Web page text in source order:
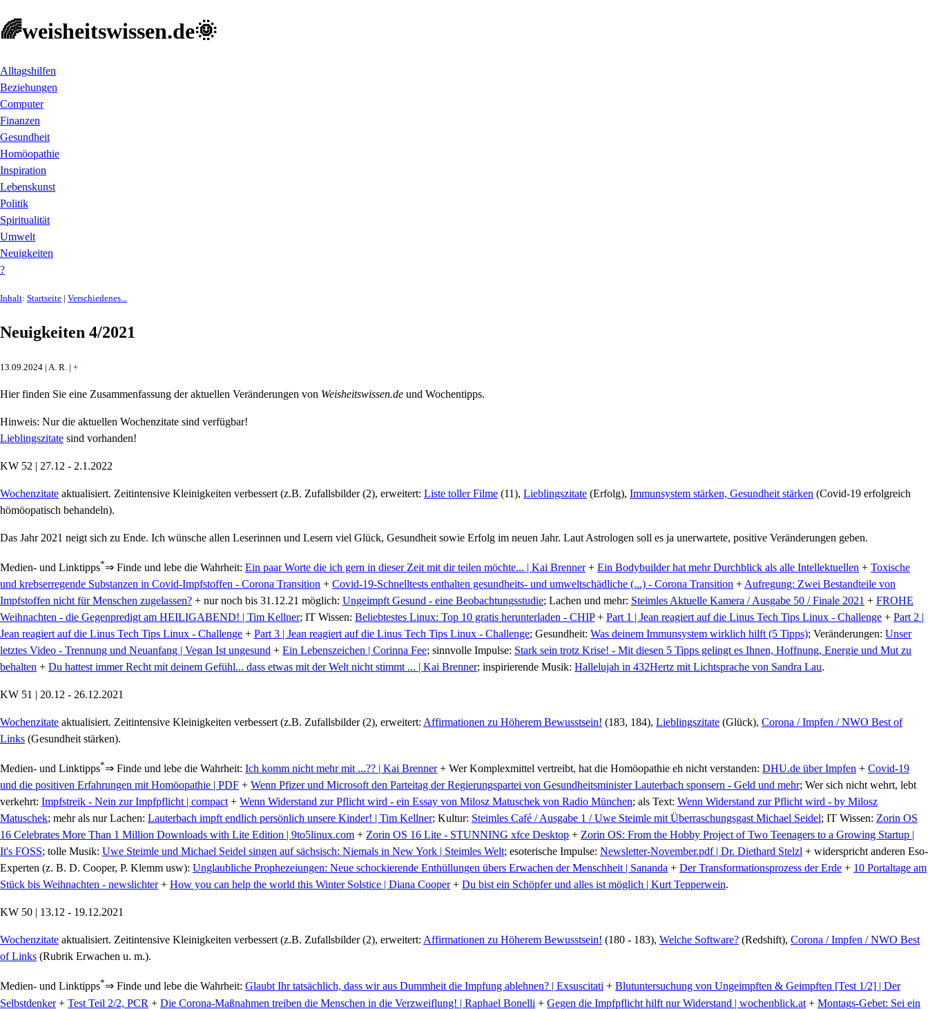
🌈weisheitswissen.de🌞
Alltagshilfen
Beziehungen
Computer
Finanzen
Gesundheit
Homöopathie
Inspiration
Lebenskunst
Politik
Spiritualität
Umwelt
Neuigkeiten
?
Inhalt: Startseite | Verschiedenes...
Neuigkeiten 4/2021
13.09.2024 | A. R. | +
Hier finden Sie eine Zusammenfassung der aktuellen Veränderungen von Weisheitswissen.de und Wochentipps.
Hinweis: Nur die aktuellen Wochenzitate sind verfügbar!
Lieblingszitate sind vorhanden!
KW 52 | 27.12 - 2.1.2022
Wochenzitate aktualisiert. Zeitintensive Kleinigkeiten verbessert (z.B. Zufallsbilder (2), erweitert: Liste toller Filme (11), Lieblingszitate (Erfolg), Immunsystem stärken, Gesundheit stärken (Covid-19 erfolgreich
hömöopatisch behandeln).
Das Jahr 2021 neigt sich zu Ende. Ich wünsche allen Leserinnen und Lesern viel Glück, Gesundheit sowie Erfolg im neuen Jahr. Laut Astrologen soll es ja unerwartete, positive Veränderungen geben.
Medien- und Linktipps*⇒ Finde und lebe die Wahrheit: Ein paar Worte die ich gern in dieser Zeit mit dir teilen möchte... | Kai Brenner+ Ein Bodybuilder hat mehr Durchblick als alle Intellektuellen + Toxische
und krebserregende Substanzen in Covid-Impfstoffen - Corona Transition + Covid-19-Schnelltests enthalten gesundheits- und umweltschädliche (...) - Corona Transition + Aufregung: Zwei Bestandteile von
Impfstoffen nicht für Menschen zugelassen? + nur noch bis 31.12.21 möglich: Ungeimpft Gesund - eine Beobachtungsstudie; Lachen und mehr: Steimles Aktuelle Kamera / Ausgabe 50 / Finale 2021 + FROHE
Weihnachten - die Gegenpredigt am HEILIGABEND! | Tim Kellner; IT Wissen: Beliebtestes Linux: Top 10 gratis herunterladen - CHIP+ Part 1 | Jean reagiert auf die Linus Tech Tips Linux - Challenge + Part 2 |
Jean reagiert auf die Linus Tech Tips Linux - Challenge + Part 3 | Jean reagiert auf die Linus Tech Tips Linux - Challenge; Gesundheit: Was deinem Immunsystem wirklich hilft (5 Tipps); Veränderungen: Unser
letztes Video - Trennung und Neuanfang | Vegan Ist ungesund + Ein Lebenszeichen | Corinna Fee; sinnvolle Impulse: Stark sein trotz Krise! - Mit diesen 5 Tipps gelingt es Ihnen, Hoffnung, Energie und Mut zu
behalten + Du hattest immer Recht mit deinem Gefühl... dass etwas mit der Welt nicht stimmt ... | Kai Brenner; inspirierende Musik: Hallelujah in 432Hertz mit Lichtsprache von Sandra Lau.
KW 51 | 20.12 - 26.12.2021
Wochenzitate aktualisiert. Zeitintensive Kleinigkeiten verbessert (z.B. Zufallsbilder (2), erweitert: Affirmationen zu Höherem Bewusstsein! (183, 184), Lieblingszitate (Glück), Corona / Impfen / NWO Best of
Links (Gesundheit stärken).
Medien- und Linktipps*⇒ Finde und lebe die Wahrheit: Ich komm nicht mehr mit ...?? | Kai Brenner+ Wer Komplexmittel vertreibt, hat die Homöopathie eh nicht verstanden: DHU.de über Impfen + Covid-19
und die positiven Erfahrungen mit Homöopathie | PDF + Wenn Pfizer und Microsoft den Parteitag der Regierungspartei von Gesundheitsminister Lauterbach sponsern - Geld und mehr; Wer sich nicht wehrt, lebt
verkehrt: Impfstreik - Nein zur Impfpflicht | compact + Wenn Widerstand zur Pflicht wird - ein Essay von Milosz Matuschek von Radio München; als Text: Wenn Widerstand zur Pflicht wird - by Milosz
Matuschek; mehr als nur Lachen: Lauterbach impft endlich persönlich unsere Kinder! | Tim Kellner; Kultur: Steimles Café / Ausgabe 1 / Uwe Steimle mit Überraschungsgast Michael Seidel; IT Wissen: Zorin OS
16 Celebrates More Than 1 Million Downloads with Lite Edition | 9to5linux.com + Zorin OS 16 Lite - STUNNING xfce Desktop + Zorin OS: From the Hobby Project of Two Teenagers to a Growing Startup |
It's FOSS; tolle Musik: Uwe Steimle und Michael Seidel singen auf sächsisch: Niemals in New York | Steimles Welt; esoterische Impulse: Newsletter-November.pdf | Dr. Diethard Stelzl + widerspricht anderen Eso-
Experten (z. B. D. Cooper, P. Klemm usw): Unglaubliche Prophezeiungen: Neue schockierende Enthüllungen übers Erwachen der Menschheit | Sananda + Der Transformationsprozess der Erde + 10 Portaltage am
Stück bis Weihnachten - newslichter+ How you can help the world this Winter Solstice | Diana Cooper+ Du bist ein Schöpfer und alles ist möglich | Kurt Tepperwein.
KW 50 | 13.12 - 19.12.2021
Wochenzitate aktualisiert. Zeitintensive Kleinigkeiten verbessert (z.B. Zufallsbilder (2), erweitert: Affirmationen zu Höherem Bewusstsein! (180 - 183), Welche Software? (Redshift), Corona / Impfen / NWO Best
of Links (Rubrik Erwachen u. m.).
Medien- und Linktipps*⇒ Finde und lebe die Wahrheit: Glaubt Ihr tatsächlich, dass wir aus Dummheit die Impfung ablehnen? | Exsuscitati + Blutuntersuchung von Ungeimpften & Geimpften [Test 1/2] | Der
Selbstdenker+ Test Teil 2/2, PCR + Die Corona-Maßnahmen treiben die Menschen in die Verzweiflung! | Raphael Bonelli + Gegen die Impfpflicht hilft nur Widerstand | wochenblick.at + Montags-Gebet: Sei ein